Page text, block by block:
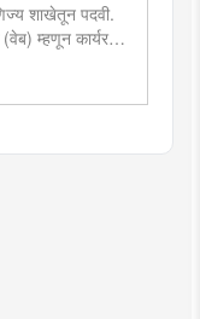
शाखेतून पदवी.
म्हणून कार्यरत.
उपसंपादक पदाचा
बातम्यांबद्दल
विषयाचा